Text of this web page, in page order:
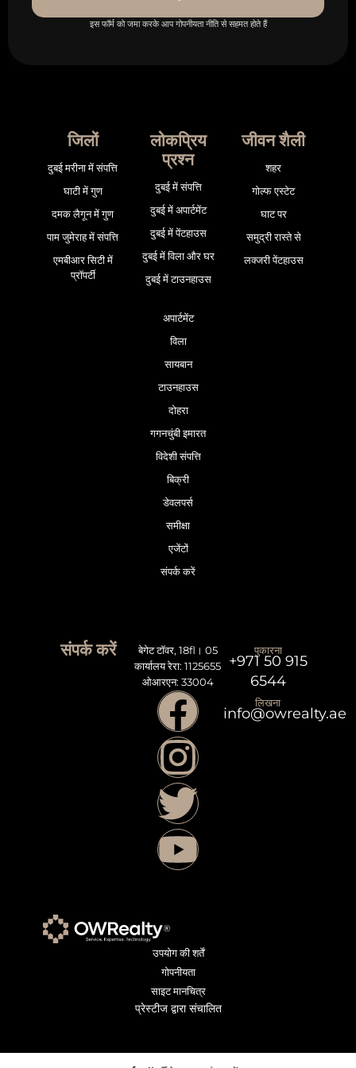
इस फॉर्म को जमा करके आप गोपनीयता नीति से सहमत होते हैं
जिलों
दुबई मरीना में संपत्ति
घाटी में गुण
दमक लैगून में गुण
पाम जुमेराह में संपत्ति
एमबीआर सिटी में
प्रॉपर्टी
लोकप्रिय
प्रश्न
दुबई में संपत्ति
दुबई में अपार्टमेंट
दुबई में पेंटहाउस
दुबई में विला और घर
दुबई में टाउनहाउस
जीवन शैली
शहर
गोल्फ एस्टेट
घाट पर
समुद्री रास्ते से
लक्जरी पेंटहाउस
अपार्टमेंट
विला
सायबान
टाउनहाउस
दोहरा
गगनचुंबी इमारत
विदेशी संपत्ति
बिक्री
डेवलपर्स
समीक्षा
एजेंटों
संपर्क करें
संपर्क करें
बेगेट टॉवर, 18fl। 05
कार्यालय रेरा: 1125655
ओआरएन: 33004
पुकारना
+971 50 915
6544
लिखना
info@owrealty.ae
उपयोग की शर्तें
गोपनीयता
साइट मानचित्र
प्रेस्टीज द्वारा संचालित